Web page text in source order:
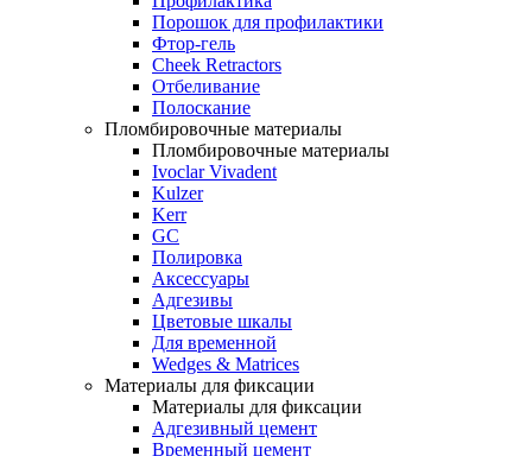
Порошок для профилактики
Фтор-гель
Cheek Retractors
Отбеливание
Полоскание
Пломбировочные материалы
Пломбировочные материалы
Ivoclar Vivadent
Kulzer
Kerr
GC
Полировка
Аксессуары
Адгезивы
Цветовые шкалы
Для временной
Wedges & Matrices
Материалы для фиксации
Материалы для фиксации
Адгезивный цемент
Временный цемент